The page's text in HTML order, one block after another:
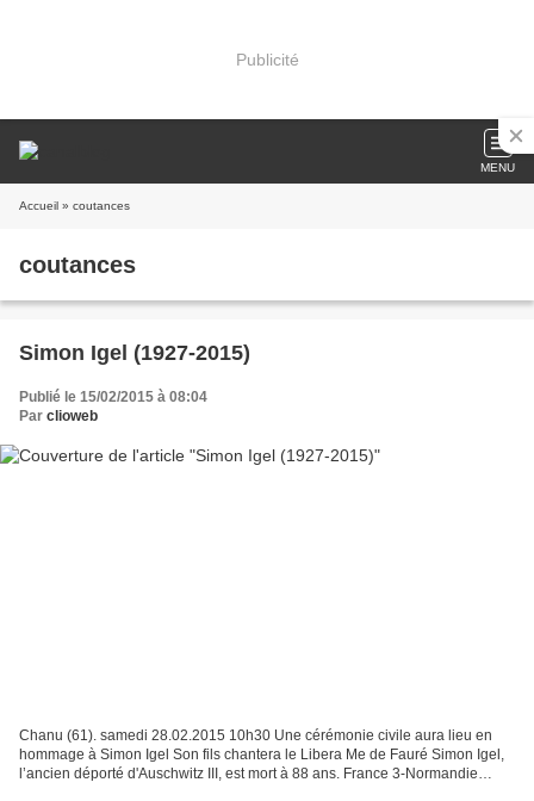
Publicité
MENU
Accueil » coutances
coutances
Simon Igel (1927-2015)
Publié le 15/02/2015 à 08:04
Par clioweb
Chanu (61). samedi 28.02.2015 10h30 Une cérémonie civile aura lieu en
hommage à Simon Igel Son fils chantera le Libera Me de Fauré Simon Igel,
l’ancien déporté d'Auschwitz III, est mort à 88 ans. France 3-Normandie